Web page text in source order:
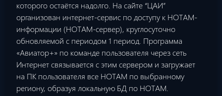
которого остаётся надолго. На сайте “ЦАИ”
организован интернет-сервис по доступу к НОТАМ-
информации (НОТАМ-сервер), круглосуточно
обновляемой с периодом 1 период. Программа
«Авиатор+» по команде пользователя через сеть
Интернет связывается с этим сервером и загружает
на ПК пользователя все НОТАМ по выбранному
региону, образуя локальную БД по НОТАМ.